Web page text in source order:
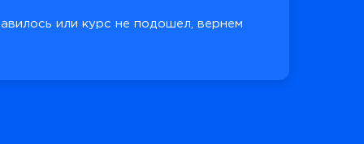
или курс не подошел, вернем